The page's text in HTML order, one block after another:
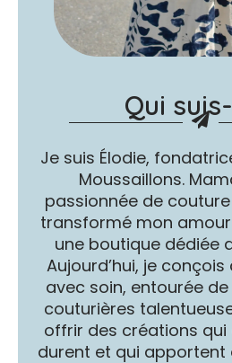
Qui
Je suis Élodie,
Moussaillons.
passionnée de couture
transformé mon
une boutique dédiée
Aujourd’hui, je
avec soin, entourée
couturières
offrir des créations qui
durent et qui apportent